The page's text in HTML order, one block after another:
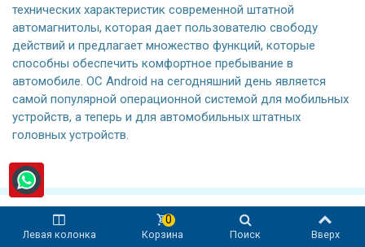
технических характеристик современной штатной
автомагнитолы, которая дает пользователю свободу
действий и предлагает множество функций, которые
способны обеспечить комфортное пребывание в
автомобиле. ОС Android на сегодняшний день является
самой популярной операционной системой для мобильных
устройств, а теперь и для автомобильных штатных
головных устройств.
МЫ В СОЦИАЛЬНЫХ СЕТЯХ
Левая колонка Корзина
0
Поиск Вверх